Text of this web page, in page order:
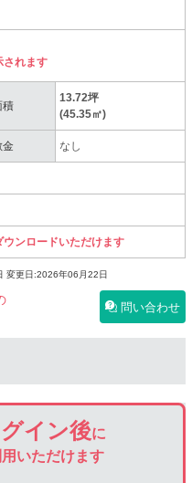
されます
積
13.72坪
(45.35㎡)
金 なし
ンロードいただけます
変更日:2026年06月22日
問い合わせ
イン後に
いただけます